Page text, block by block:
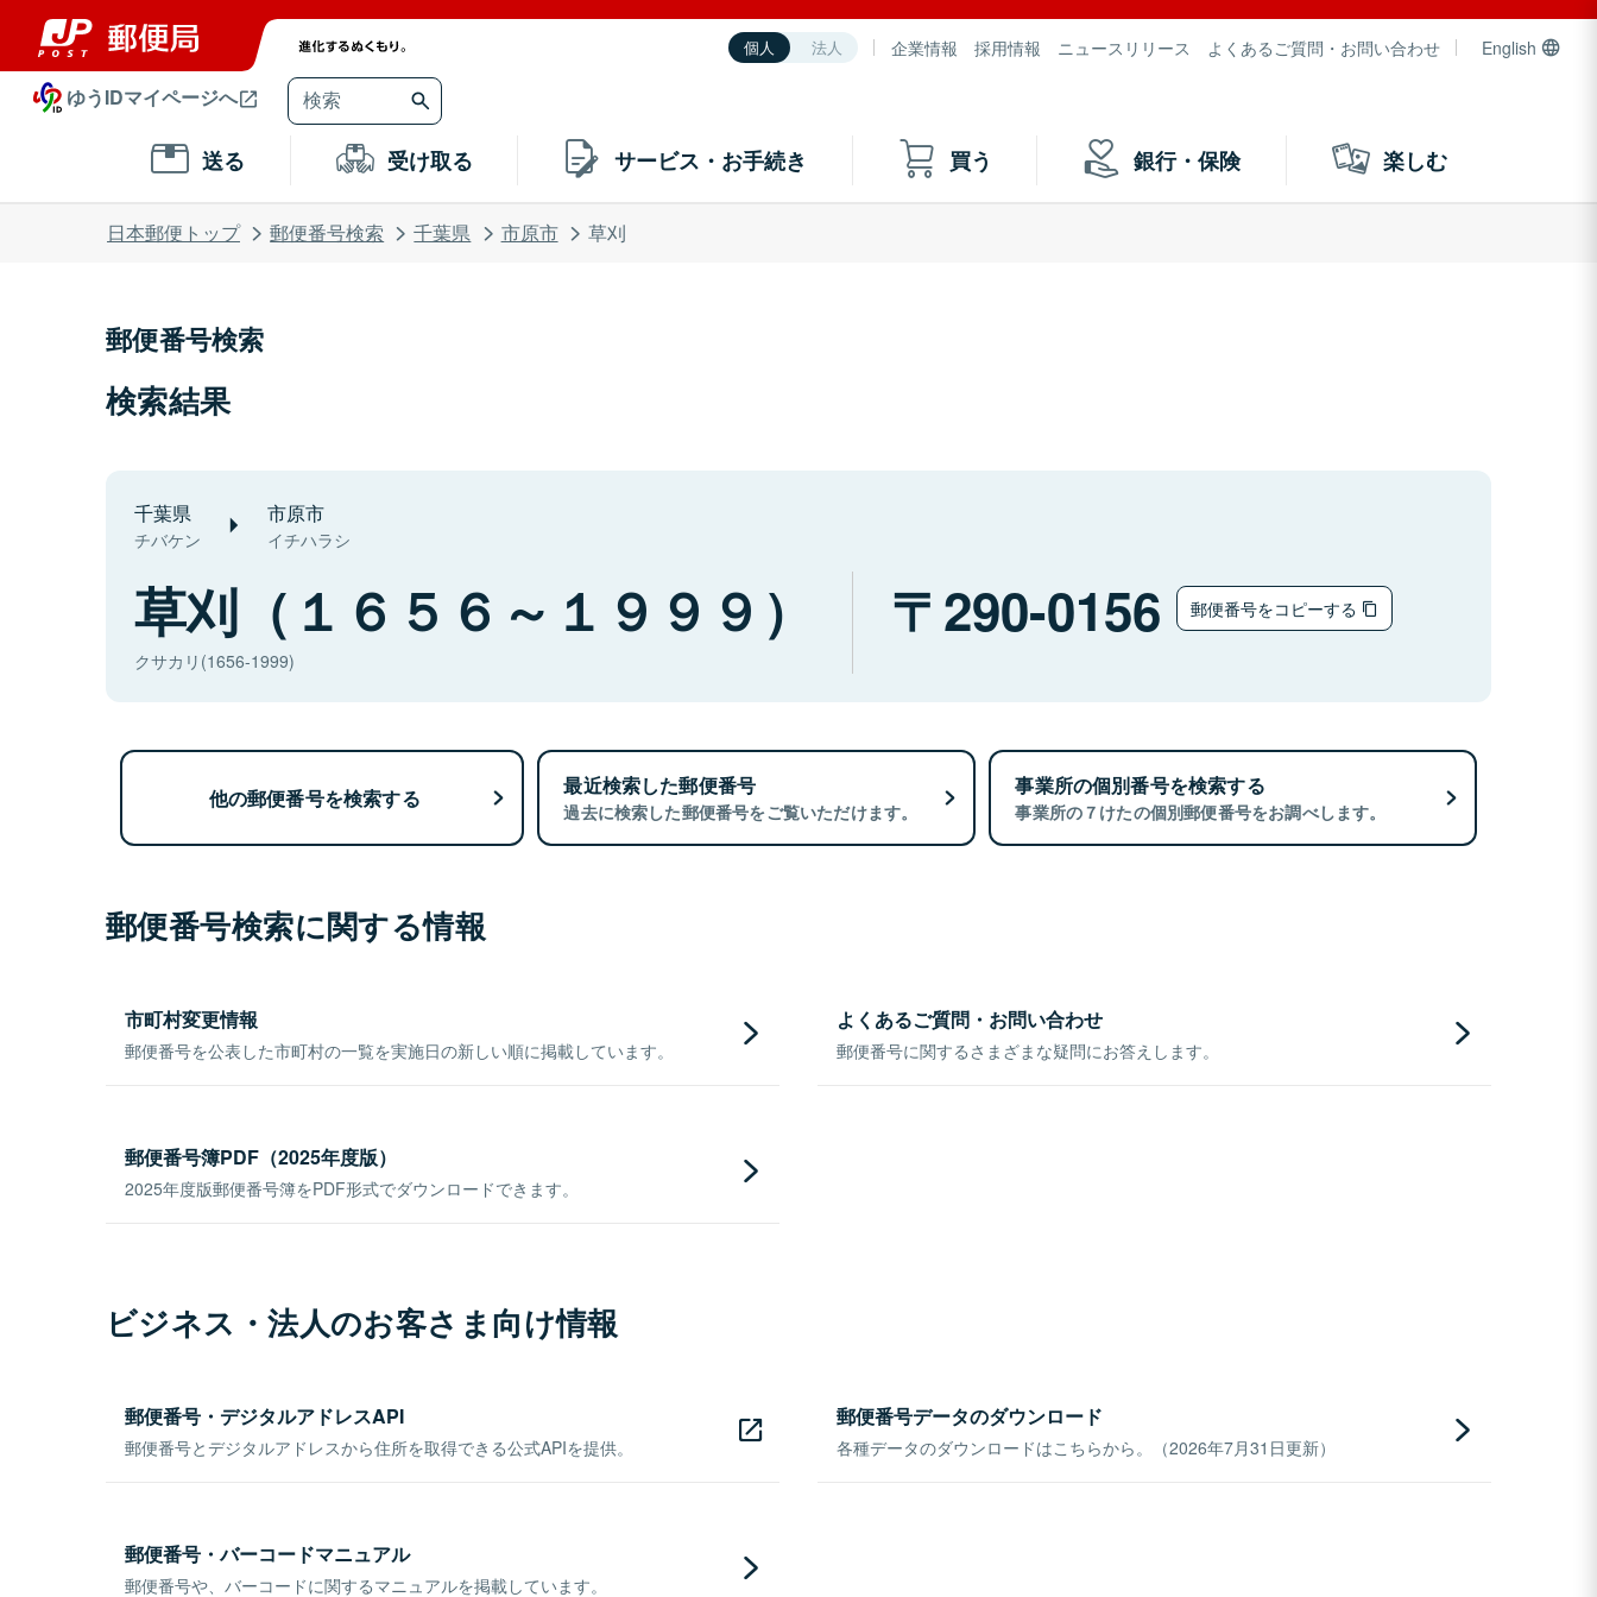
個人 法人 企業情報 採用情報 ニュースリリース よくあるご質問・お問い合わせ English
ゆうIDマイページへ
送る 受け取る サービス・お手続き 買う 銀行・保険 楽しむ
日本郵便トップ 郵便番号検索 千葉県 市原市 草刈
郵便番号検索
検索結果
千葉県
チバケン
市原市
イチハラシ
草刈（１６５６～１９９９）
クサカリ(1656-1999)
290-0156 郵便番号をコピーする
他の郵便番号を検索する 最近検索した郵便番号
過去に検索した郵便番号をご覧いただけます。
事業所の個別番号を検索する
事業所の７けたの個別郵便番号をお調べします。
郵便番号検索に関する情報
市町村変更情報
郵便番号を公表した市町村の一覧を実施日の新しい順に掲載しています。
よくあるご質問・お問い合わせ
郵便番号に関するさまざまな疑問にお答えします。
郵便番号簿PDF（2025年度版）
2025年度版郵便番号簿をPDF形式でダウンロードできます。
ビジネス・法人のお客さま向け情報
郵便番号・デジタルアドレスAPI
郵便番号とデジタルアドレスから住所を取得できる公式APIを提供。
郵便番号データのダウンロード
各種データのダウンロードはこちらから。（2026年7月31日更新）
郵便番号・バーコードマニュアル
郵便番号や、バーコードに関するマニュアルを掲載しています。